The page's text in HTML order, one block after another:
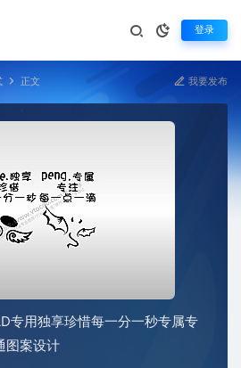
登录
正文 我要发布
专用独享珍惜每一分一秒专属专
图案设计